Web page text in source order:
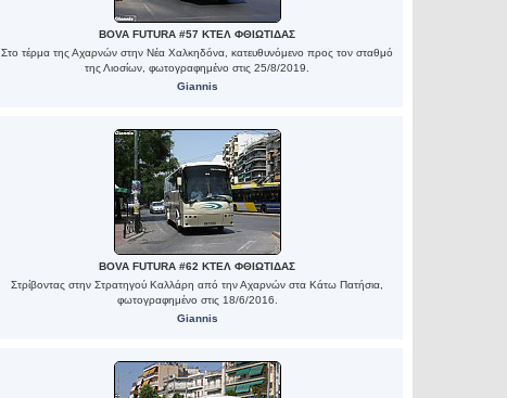
BOVA FUTURA #57 ΚΤΕΛ ΦΘΙΩΤΙΔΑΣ
Στο τέρμα της Αχαρνών στην Νέα Χαλκηδόνα, κατευθυνόμενο προς τον σταθμό
της Λιοσίων, φωτογραφημένο στις 25/8/2019.
Giannis
BOVA FUTURA #62 ΚΤΕΛ ΦΘΙΩΤΙΔΑΣ
Στρίβοντας στην Στρατηγού Καλλάρη από την Αχαρνών στα Κάτω Πατήσια,
φωτογραφημένο στις 18/6/2016.
Giannis